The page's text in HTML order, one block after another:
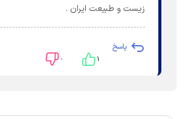
زیست و طبیعت ایران .
پاسخ
۱ ۰